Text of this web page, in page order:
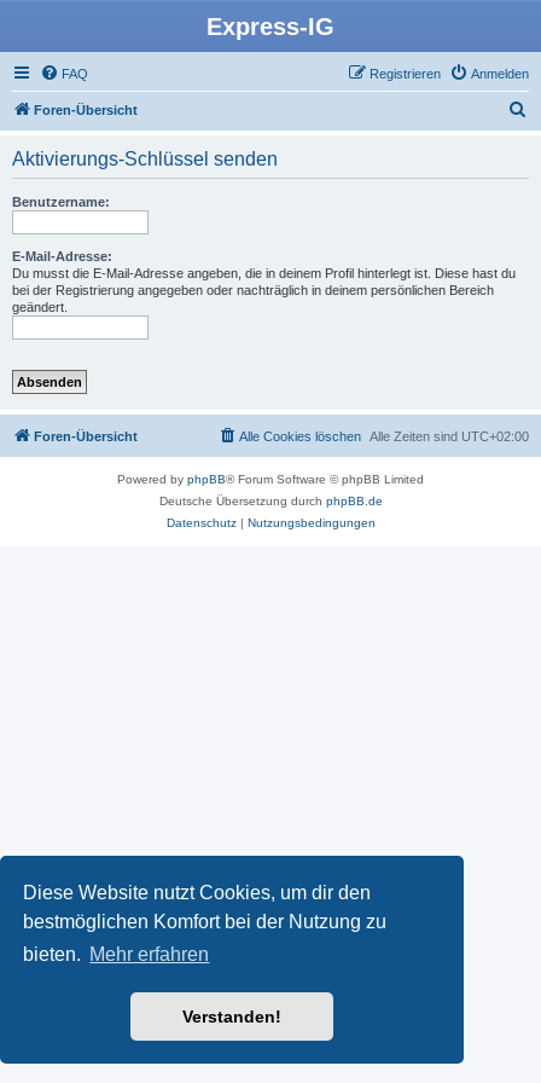
Diese Website nutzt Cookies, um dir den
bestmöglichen Komfort bei der Nutzung zu
bieten. Mehr erfahren
Verstanden!
Express-IG
FAQ Anmelden
Registrieren
Foren-Übersicht
Aktivierungs-Schlüssel senden
Benutzername:
E-Mail-Adresse:
Du musst die E-Mail-Adresse angeben, die in deinem Profil hinterlegt ist. Diese hast du
bei der Registrierung angegeben oder nachträglich in deinem persönlichen Bereich
geändert.
Foren-Übersicht Alle Zeiten sind UTC+02:00
Alle Cookies löschen
Powered by phpBB® Forum Software © phpBB Limited
Deutsche Übersetzung durch phpBB.de
Datenschutz| Nutzungsbedingungen